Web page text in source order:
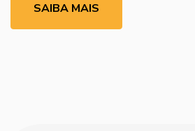
SAIBA MAIS